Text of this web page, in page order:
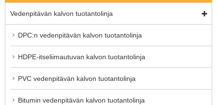
Vedenpitävän kalvon tuotantolinja
DPC:n vedenpitävän kalvon tuotantolinja
HDPE-itseliimautuvan kalvon tuotantolinja
PVC vedenpitävän kalvon tuotantolinja
Bitumin vedenpitävän kalvon tuotantolinja